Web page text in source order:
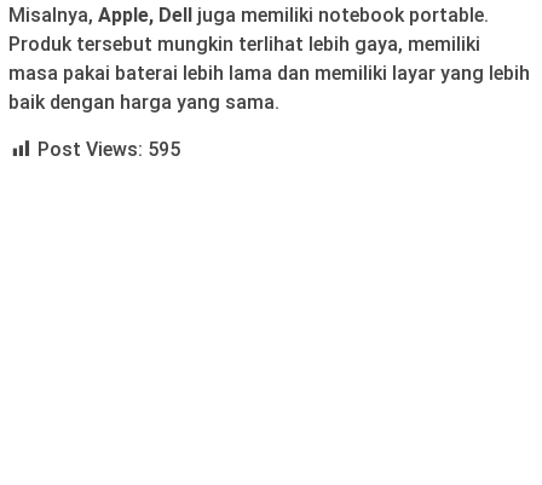
Misalnya, Apple, Dell juga memiliki notebook portable.
Produk tersebut mungkin terlihat lebih gaya, memiliki
masa pakai baterai lebih lama dan memiliki layar yang lebih
baik dengan harga yang sama.
Post Views: 595